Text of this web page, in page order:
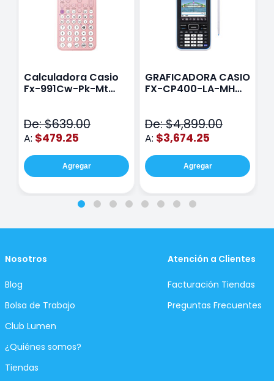
Calculadora Casio
Fx-991Cw-Pk-Mt
De: $639.00
A: $479.25
Agregar
GRAFICADORA CASIO
FX-CP400-LA-MH
De: $4,899.00
A: $3,674.25
Agregar
Nosotros
Blog
Bolsa de Trabajo
Club Lumen
¿Quiénes somos?
Tiendas
Atención a Clientes
Facturación Tiendas
Preguntas Frecuentes